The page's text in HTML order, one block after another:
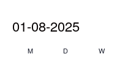
01-08-2025
eenKalender
M
D
W